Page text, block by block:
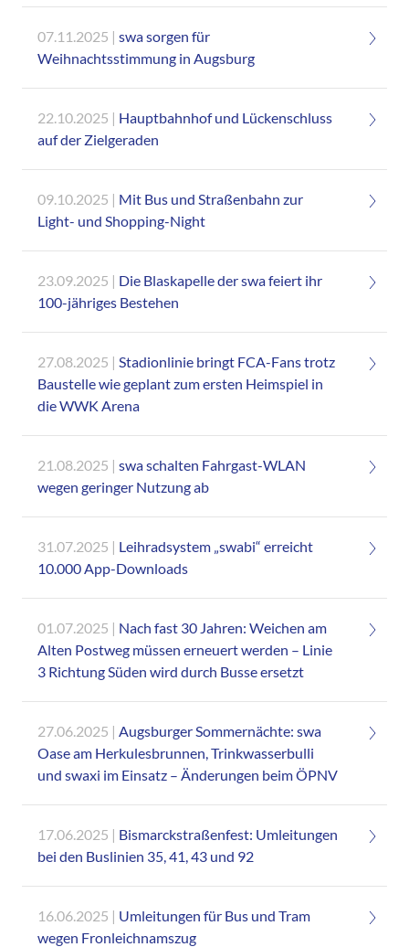
07.11.2025
swa sorgen für
Weihnachtsstimmung in Augsburg
22.10.2025
Hauptbahnhof und Lückenschluss
auf der Zielgeraden
09.10.2025
Mit Bus und Straßenbahn zur
Light- und Shopping-Night
23.09.2025
Die Blaskapelle der swa feiert ihr
100-jähriges Bestehen
27.08.2025
Stadionlinie bringt FCA-Fans trotz
Baustelle wie geplant zum ersten Heimspiel in
die WWK Arena
21.08.2025
swa schalten Fahrgast-WLAN
wegen geringer Nutzung ab
31.07.2025
Leihradsystem „swabi“ erreicht
10.000 App-Downloads
01.07.2025
Nach fast 30 Jahren: Weichen am
Alten Postweg müssen erneuert werden – Linie
3 Richtung Süden wird durch Busse ersetzt
27.06.2025
Augsburger Sommernächte: swa
Oase am Herkulesbrunnen, Trinkwasserbulli
und swaxi im Einsatz – Änderungen beim ÖPNV
17.06.2025
Bismarckstraßenfest: Umleitungen
bei den Buslinien 35, 41, 43 und 92
16.06.2025
Umleitungen für Bus und Tram
wegen Fronleichnamszug